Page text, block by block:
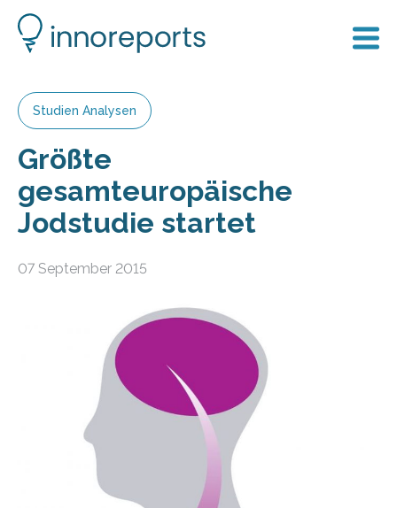
Studien Analysen
Größte
gesamteuropäische
Jodstudie startet
07 September 2015